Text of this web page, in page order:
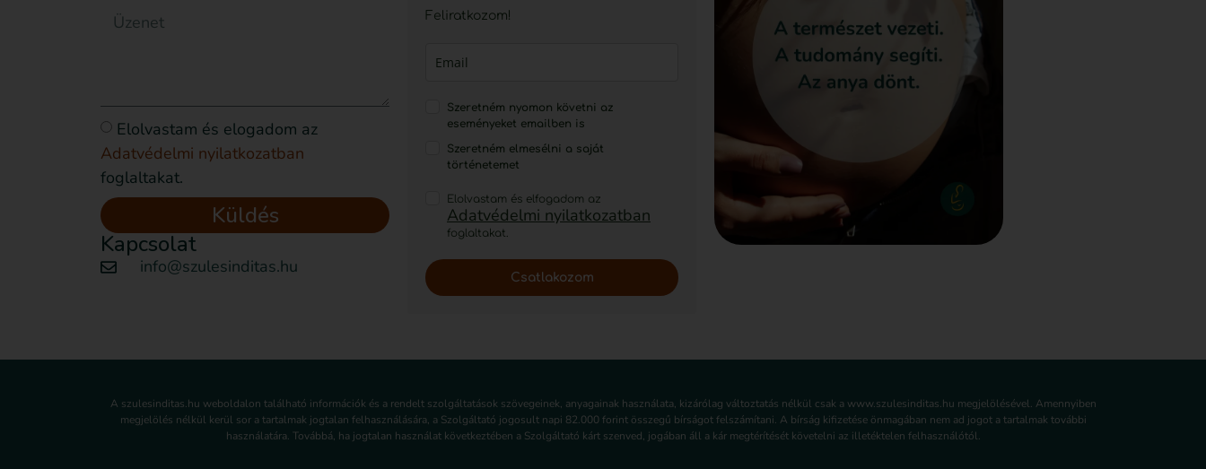
Elolvastam és elogadom az
Adatvédelmi nyilatkozatban
foglaltakat.
Küldés
Kapcsolat
info@szulesinditas.hu
Feliratkozom!
Szeretném nyomon követni az
eseményeket emailben is
Szeretném elmesélni a saját
történetemet
Elolvastam és elfogadom az
Adatvédelmi nyilatkozatban
foglaltakat.
Csatlakozom
A szulesinditas.hu weboldalon található információk és a rendelt szolgáltatások szövegeinek, anyagainak használata, kizárólag változtatás nélkül csak a www.szulesinditas.hu megjelölésével. Amennyiben
megjelölés nélkül kerül sor a tartalmak jogtalan felhasználására, a Szolgáltató jogosult napi 82.000 forint összegű bírságot felszámítani. A bírság kifizetése önmagában nem ad jogot a tartalmak további
használatára. Továbbá, ha jogtalan használat következtében a Szolgáltató kárt szenved, jogában áll a kár megtérítését követelni az illetéktelen felhasználótól.